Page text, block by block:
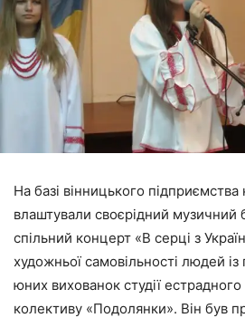
На базі вінницького
влаштували своєрідний музичний
спільний концерт «В серці з
художньої самовільності людей
юних вихованок студії естрадного
колективу «Подолянки». Він був